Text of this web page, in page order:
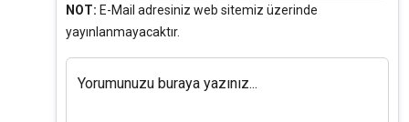
NOT: E-Mail adresiniz web sitemiz üzerinde
yayınlanmayacaktır.
Yorumunuzu buraya yazınız...